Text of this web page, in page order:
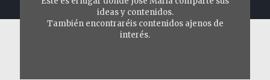
ideas y contenidos.
También encontraréis contenidos ajenos de
interés.